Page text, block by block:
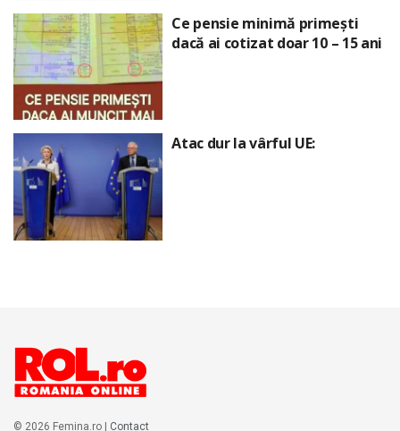
Ce pensie minimă primești
dacă ai cotizat doar 10 – 15 ani
Atac dur la vârful UE:
© 2026 Femina.ro | Contact